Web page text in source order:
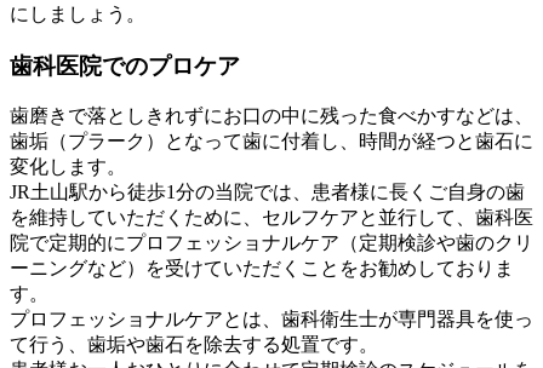
にしましょう。
歯科医院でのプロケア
歯磨きで落としきれずにお口の中に残った食べかすなどは、
歯垢（プラーク）となって歯に付着し、時間が経つと歯石に
変化します。
JR土山駅から徒歩1分の当院では、患者様に長くご自身の歯
を維持していただくために、セルフケアと並行して、歯科医
院で定期的にプロフェッショナルケア（定期検診や歯のクリ
ーニングなど）を受けていただくことをお勧めしておりま
す。
プロフェッショナルケアとは、歯科衛生士が専門器具を使っ
て行う、歯垢や歯石を除去する処置です。